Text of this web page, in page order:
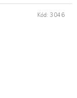
Kód: 3046